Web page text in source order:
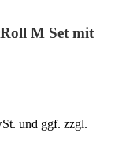
M Set mit
und ggf. zzgl.